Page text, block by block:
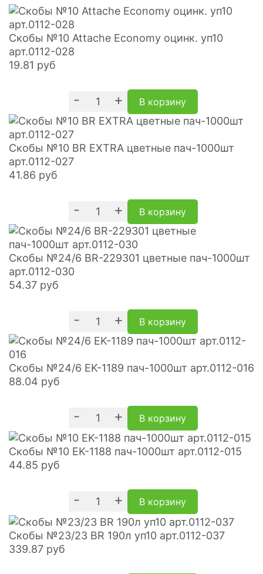
Скобы №10 Attache Economy оцинк. уп10
арт.0112-028
19.81 руб
- + В корзину
Скобы №10 BR EXTRA цветные пач-1000шт
арт.0112-027
41.86 руб
- + В корзину
Скобы №24/6 BR-229301 цветные пач-1000шт
арт.0112-030
54.37 руб
- + В корзину
Скобы №24/6 EK-1189 пач-1000шт арт.0112-016
88.04 руб
- + В корзину
Скобы №10 EK-1188 пач-1000шт арт.0112-015
44.85 руб
- + В корзину
Скобы №23/23 BR 190л уп10 арт.0112-037
339.87 руб